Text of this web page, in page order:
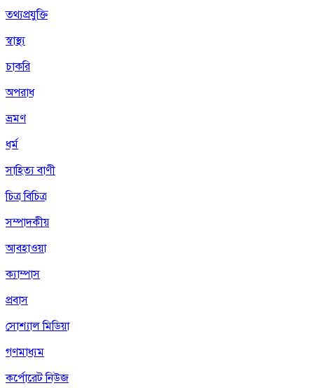
তথ্যপ্রযুক্তি
স্বাস্থ্য
চাকরি
অপরাধ
ভ্রমণ
ধর্ম
সাহিত্য বাণী
চিত্র বিচিত্র
সম্পাদকীয়
আবহাওয়া
ক্যাম্পাস
প্রবাস
সোশ্যাল মিডিয়া
গণমাধ্যম
কর্পোরেট নিউজ